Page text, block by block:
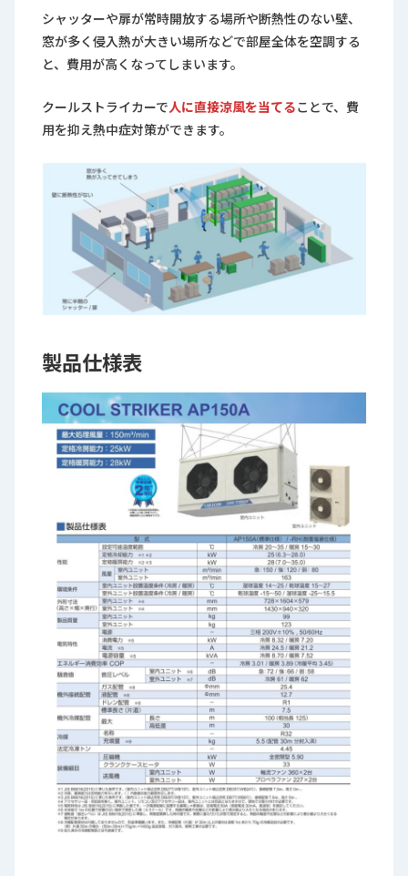
シャッターや扉が常時開放する場所や断熱性のない壁、
窓が多く侵入熱が大きい場所などで部屋全体を空調する
と、費用が高くなってしまいます。
クールストライカーで人に直接涼風を当てることで、費
用を抑え熱中症対策ができます。
製品仕様表